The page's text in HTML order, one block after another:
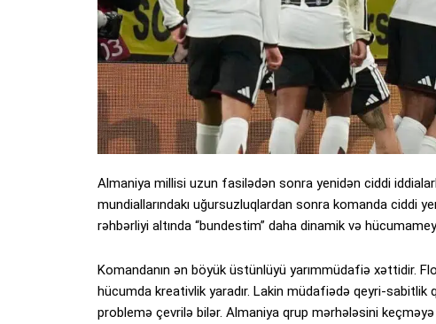
Almaniya millisi uzun fasilədən sonra yenidən ciddi
mundiallarındakı uğursuzluqlardan sonra komanda ciddi
rəhbərliyi altında “bundestim” daha dinamik və
Komandanın ən böyük üstünlüyü yarımmüdafiə xəttidir.
hücumda kreativlik yaradır. Lakin müdafiədə qeyri-sabitlik
problemə çevrilə bilər. Almaniya qrup mərhələsini